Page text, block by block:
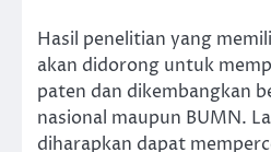
Hasil penelitian yang
akan didorong untuk
paten dan dikembangkan
nasional maupun BUMN.
diharapkan dapat